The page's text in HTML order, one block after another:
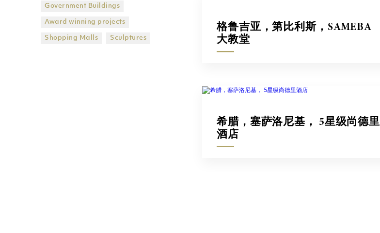
Government Βuildings
Award winning projects
Shopping Malls Sculptures
格鲁吉亚，第比利斯，SAMEBA
大教堂
希腊，塞萨洛尼基， 5星级尚德里
酒店